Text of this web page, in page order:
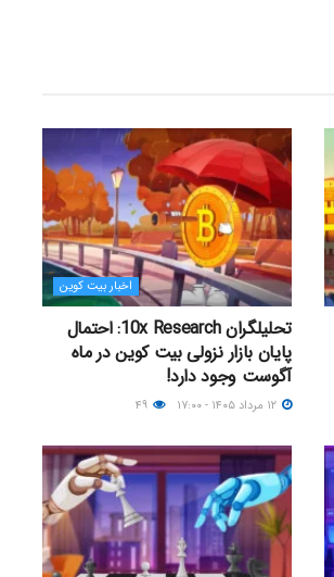
اخبار بیت کوین
تحلیلگران 10x Research: احتمال
پایان بازار نزولی بیت کوین در ماه
آگوست وجود دارد!